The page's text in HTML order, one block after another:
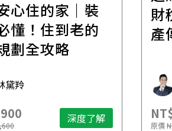
家親授，讓資
更有效率
稅專家 朱家棟
深度了解
百
經
年
原價